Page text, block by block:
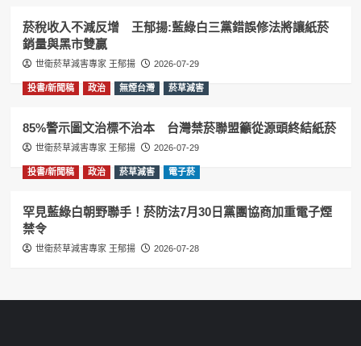
菸稅收入不減反增 王郁揚:藍綠白三黨錯誤修法將讓紙菸
銷量與黑市雙贏
世衛菸草減害專家 王郁揚 2026-07-29
投書/新聞稿 政治 無煙台灣 菸草減害
85%警示圖文治標不治本 台灣禁菸聯盟籲從源頭終結紙菸
世衛菸草減害專家 王郁揚 2026-07-29
投書/新聞稿 政治 菸草減害 電子菸
罕見藍綠白朝野聯手！菸防法7月30日黨團協商加重電子煙
禁令
世衛菸草減害專家 王郁揚 2026-07-28